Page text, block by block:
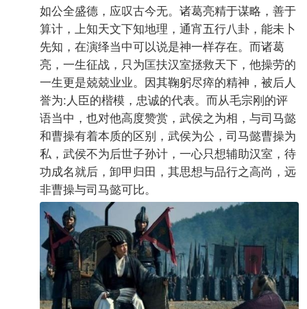
如公全盛德，应叹古今无。诸葛亮精于谋略，善于
算计，上知天文下知地理，通宵五行八卦，能未卜
先知，在演绎当中可以说是神一样存在。而诸葛
亮，一生征战，只为匡扶汉室拯救天下，他操劳的
一生更是兢兢业业。因其鞠躬尽瘁的精神，被后人
誉为:人臣的楷模，忠诚的代表。而从毛宗刚的评
语当中，也对他高度赞赏，武侯之为相，与司马懿
和曹操有着本质的区别，武侯为公，司马懿曹操为
私，武侯不为后世子孙计，一心只想辅助汉室，待
功成名就后，卸甲归田，其思想与品行之高尚，远
非曹操与司马懿可比。